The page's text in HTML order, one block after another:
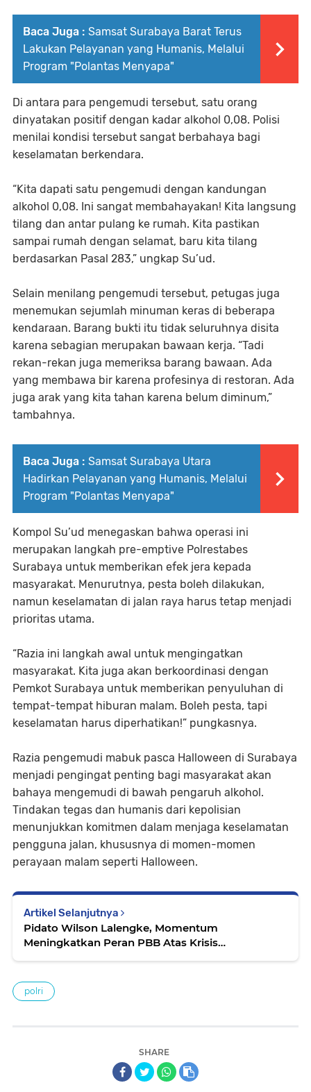
Baca Juga : Samsat Surabaya Barat Terus
Lakukan Pelayanan yang Humanis, Melalui
Program "Polantas Menyapa"
Di antara para pengemudi tersebut, satu orang
dinyatakan positif dengan kadar alkohol 0,08. Polisi
menilai kondisi tersebut sangat berbahaya bagi
keselamatan berkendara.
“Kita dapati satu pengemudi dengan kandungan
alkohol 0,08. Ini sangat membahayakan! Kita langsung
tilang dan antar pulang ke rumah. Kita pastikan
sampai rumah dengan selamat, baru kita tilang
berdasarkan Pasal 283,” ungkap Su’ud.
Selain menilang pengemudi tersebut, petugas juga
menemukan sejumlah minuman keras di beberapa
kendaraan. Barang bukti itu tidak seluruhnya disita
karena sebagian merupakan bawaan kerja. “Tadi
rekan-rekan juga memeriksa barang bawaan. Ada
yang membawa bir karena profesinya di restoran. Ada
juga arak yang kita tahan karena belum diminum,”
tambahnya.
Baca Juga : Samsat Surabaya Utara
Hadirkan Pelayanan yang Humanis, Melalui
Program "Polantas Menyapa"
Kompol Su’ud menegaskan bahwa operasi ini
merupakan langkah pre-emptive Polrestabes
Surabaya untuk memberikan efek jera kepada
masyarakat. Menurutnya, pesta boleh dilakukan,
namun keselamatan di jalan raya harus tetap menjadi
prioritas utama.
“Razia ini langkah awal untuk mengingatkan
masyarakat. Kita juga akan berkoordinasi dengan
Pemkot Surabaya untuk memberikan penyuluhan di
tempat-tempat hiburan malam. Boleh pesta, tapi
keselamatan harus diperhatikan!” pungkasnya.
Razia pengemudi mabuk pasca Halloween di Surabaya
menjadi pengingat penting bagi masyarakat akan
bahaya mengemudi di bawah pengaruh alkohol.
Tindakan tegas dan humanis dari kepolisian
menunjukkan komitmen dalam menjaga keselamatan
pengguna jalan, khususnya di momen-momen
perayaan malam seperti Halloween.
Artikel Selanjutnya
Pidato Wilson Lalengke, Momentum
Meningkatkan Peran PBB Atas Krisis
polri
SHARE